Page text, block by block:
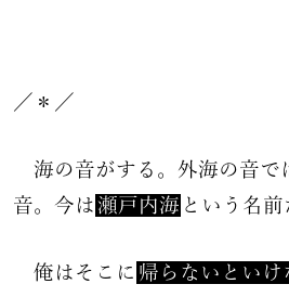
／＊／
海の音がする。外海の音で
音。今は 瀬戸内海 という名前
俺はそこに 帰らないといけ